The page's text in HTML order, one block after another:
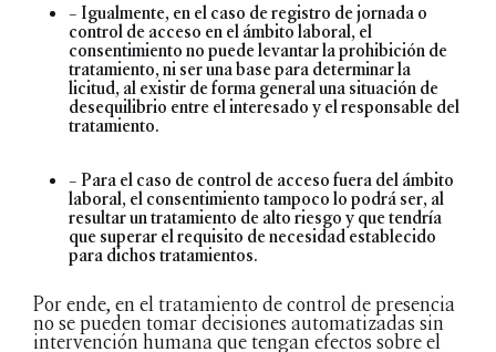
– Igualmente, en el caso de registro de jornada o
control de acceso en el ámbito laboral, el
consentimiento no puede levantar la prohibición de
tratamiento, ni ser una base para determinar la
licitud, al existir de forma general una situación de
desequilibrio entre el interesado y el responsable del
tratamiento.
– Para el caso de control de acceso fuera del ámbito
laboral, el consentimiento tampoco lo podrá ser, al
resultar un tratamiento de alto riesgo y que tendría
que superar el requisito de necesidad establecido
para dichos tratamientos.
Por ende, en el tratamiento de control de presencia
no se pueden tomar decisiones automatizadas sin
intervención humana que tengan efectos sobre el